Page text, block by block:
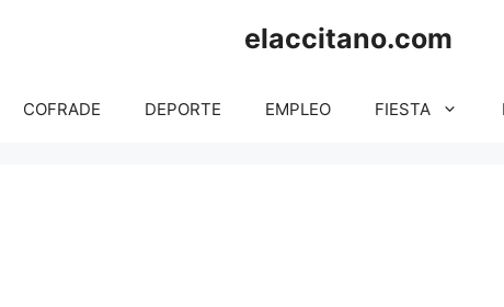
elaccitano.com
COFRADE DEPORTE EMPLEO FIESTA